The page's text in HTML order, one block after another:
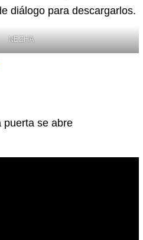
diálogo para descargarlos.
NEZHA
puerta se abre